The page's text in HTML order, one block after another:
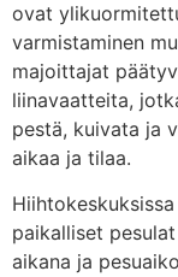
ovat
varmistaminen
majoittajat
liinavaatteita,
pestä, kuivata ja
aikaa ja tilaa.
paikalliset
aikana ja